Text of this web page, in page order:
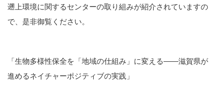
遡上環境に関するセンターの取り組みが紹介されていますの
で、是非御覧ください。
「生物多様性保全を「地域の仕組み」に変える――滋賀県が
進めるネイチャーポジティブの実践」